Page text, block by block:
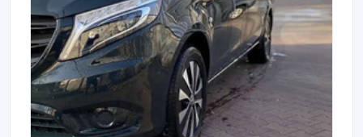
Венгрия (Будапешт) Киев – Румыния (Бухарест)
Киев – Словакия (Кошице, Братислава) Заказ
трансфера: просто, быстро и удобно на сайте
https://stransfer.